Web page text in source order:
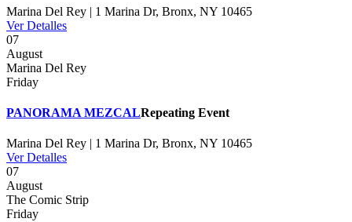
Marina Del Rey | 1 Marina Dr, Bronx, NY 10465
Ver Detalles
07
August
Marina Del Rey
Friday
PANORAMA MEZCALRepeating Event
Marina Del Rey | 1 Marina Dr, Bronx, NY 10465
Ver Detalles
07
August
The Comic Strip
Friday